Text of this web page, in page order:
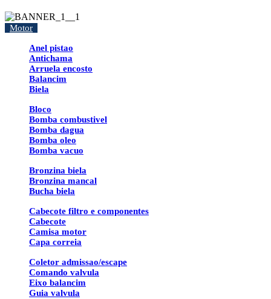
Motor
Anel pistao
Antichama
Arruela encosto
Balancim
Biela
Bloco
Bomba combustivel
Bomba dagua
Bomba oleo
Bomba vacuo
Bronzina biela
Bronzina mancal
Bucha biela
Cabecote filtro e componentes
Cabecote
Camisa motor
Capa correia
Coletor admissao/escape
Comando valvula
Eixo balancim
Guia valvula